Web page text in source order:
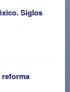
Siglos
reforma